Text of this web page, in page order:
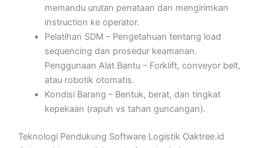
memandu urutan penataan dan mengirimkan
instruction ke operator.
Pelatihan SDM – Pengetahuan tentang load
sequencing dan prosedur keamanan.
Penggunaan Alat Bantu – Forklift, conveyor belt,
atau robotik otomatis.
Kondisi Barang – Bentuk, berat, dan tingkat
kepekaan (rapuh vs tahan guncangan).
Teknologi Pendukung Software Logistik Oaktree.id